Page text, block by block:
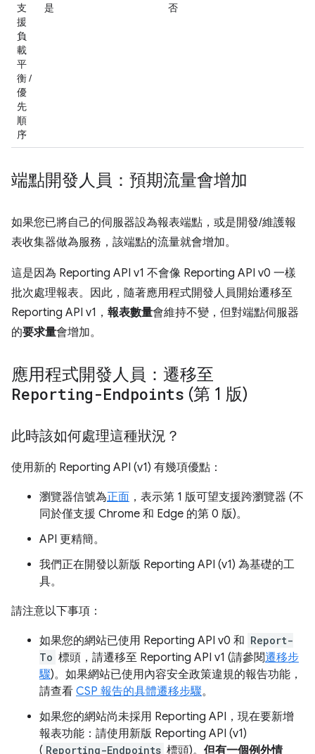
支
援
負
載
平
衡 /
優
先
順
序
是 否
端點開發人員：預期流量會增加
如果您已將自己的伺服器設為報表端點，或是開發/維護報
表收集器做為服務，該端點的流量就會增加。
這是因為 Reporting API v1 不會像 Reporting API v0 一樣
批次處理報表。因此，隨著應用程式開發人員開始遷移至
Reporting API v1， 報表數量會維持不變，但對端點伺服器
的要求量會增加。
應用程式開發人員：遷移至
Reporting-Endpoints (第 1 版)
此時該如何處理這種狀況？
使用新的 Reporting API (v1) 有幾項優點：
瀏覽器信號為正面 ，表示第 1 版可望支援跨瀏覽器 (不
同於僅支援 Chrome 和 Edge 的第 0 版)。
API 更精簡。
我們正在開發以新版 Reporting API (v1) 為基礎的工
具。
請注意以下事項：
如果您的網站已使用 Reporting API v0 和 Report-
To 標頭，請遷移至 Reporting API v1 (請參閱遷移步
驟)。如果網站已使用內容安全政策違規的報告功能，
請查看 CSP 報告的具體遷移步驟。
如果您的網站尚未採用 Reporting API，現在要新增
報表功能：請使用新版 Reporting API (v1)
( Reporting-Endpoints 標頭)。 但有一個例外情